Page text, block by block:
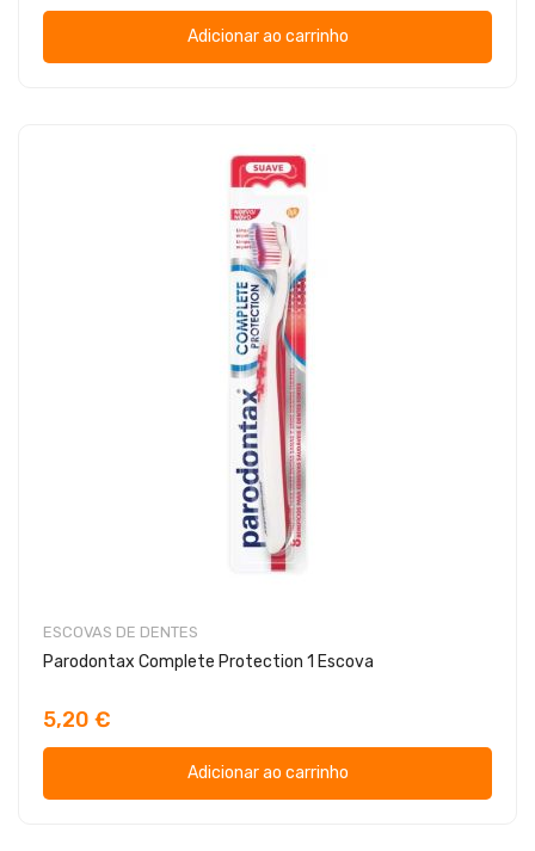
Adicionar ao carrinho
ESCOVAS DE DENTES
Parodontax Complete Protection 1 Escova
5,20 €
Adicionar ao carrinho